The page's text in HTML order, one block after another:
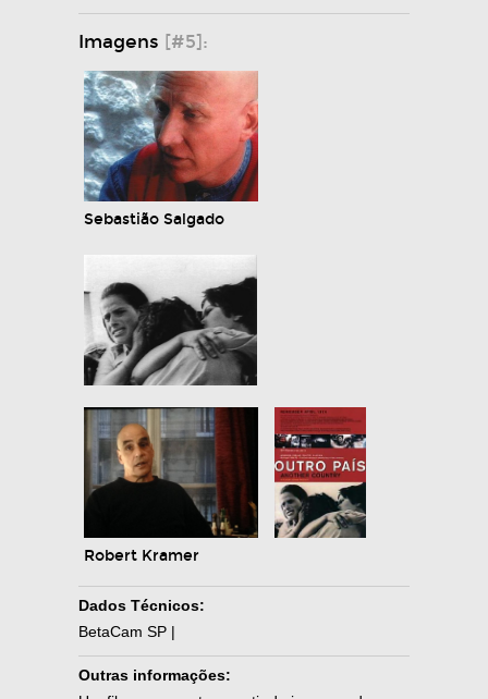
Imagens [#5]:
Sebastião Salgado
Robert Kramer
Dados Técnicos:
BetaCam SP |
Outras informações: